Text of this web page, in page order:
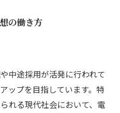
の働き方
中途採用が活発に行われて
ップを目指しています。特
れる現代社会において、電